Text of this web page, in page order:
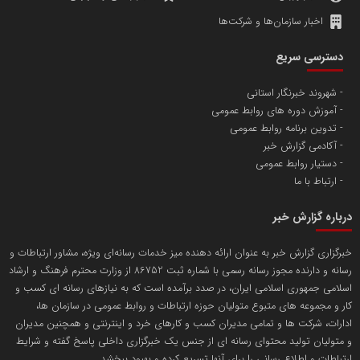
پایگاه اطلاع رسانی اعتلای نهادهای مردمی
پایگاه اطلاع رسانی دریا و نفت
تامین آهن اسفنجی تولیدکنندگان فولاد در کشور
تریبون
انتشار گسترده محتوا در رسانه گزارش خبر
مسعودصادقی
محمدعلی کرمعلی
اخبار سازمان‌ها و شرکت‌ها
دسترسی سریع
شهروند خبرنگار استانی
آموزش دوره های روابط عمومی
تدوین برنامه روابط عمومی
آکادمی گزارش خبر
دستیار روابط عمومی
ارتباط با ما
درباره گزارش خبر
خبرگزاری گزارش خبر به عنوان ارائه دهنده میز خدمات رسانه‌ای ویژه، مشاور ارتباطات و
رسانه و دارنده مجوز رسانه رسمی با شماره ثبت 86752 از وزارت محترم فرهنگ و ارشاد
اسلامی جمهوری اسلامی ایران، در صدد برآمده است که به نیازهای رسانه ای کسب و
کار و مجموعه های متبوع متولیان حوزه ارتباطات و روابط عمومی در سازمان ها،
ادارات، شرکت ها و تمامی مدیران کسب و کارهای خرد و اینترنتی و همچنین مدیران
و متولیان تولید محتوای رسانه ای از جنس یک خبرگزاری داخلی پاسخ گفته و شرایط